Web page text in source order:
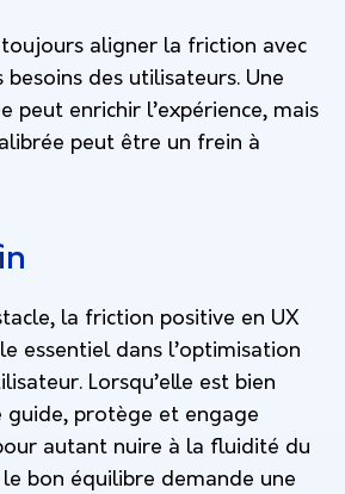
toujours aligner la friction avec
des utilisateurs. Une
peut enrichir l’expérience, mais
peut être un frein à
la friction positive en UX
essentiel dans l’optimisation
Lorsqu’elle est bien
guide, protège et engage
autant nuire à la fluidité du
bon équilibre demande une